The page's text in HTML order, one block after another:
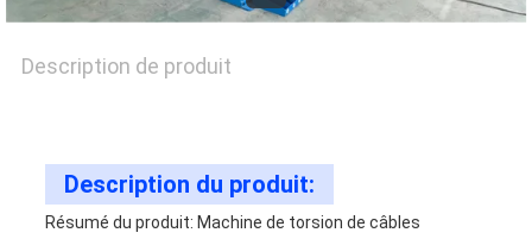
CONTACTEZ-
NOUS
NOUVELLES
Description de produit
Description du produit:
Résumé du produit: Machine de torsion de câbles